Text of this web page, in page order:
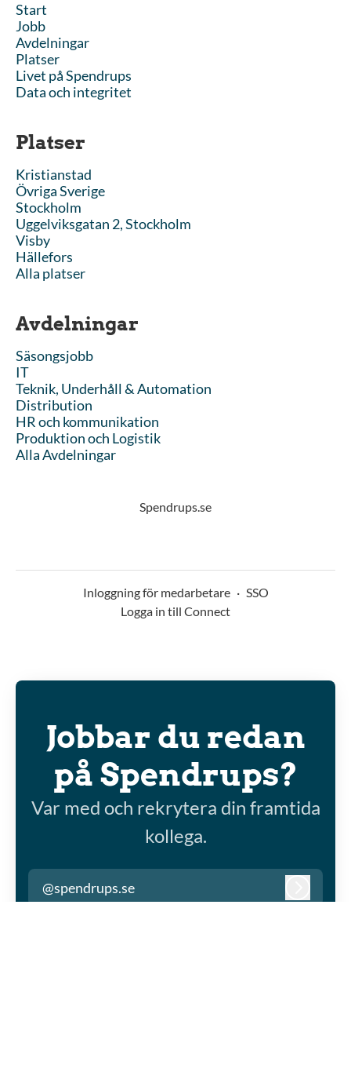
Start
Jobb
Avdelningar
Platser
Livet på Spendrups
Data och integritet
Platser
Kristianstad
Övriga Sverige
Stockholm
Uggelviksgatan 2, Stockholm
Visby
Hällefors
Alla platser
Avdelningar
Säsongsjobb
IT
Teknik, Underhåll & Automation
Distribution
HR och kommunikation
Produktion och Logistik
Alla Avdelningar
Spendrups.se
Inloggning för medarbetare · SSO
Logga in till Connect
Jobbar du redan
på Spendrups?
Var med och rekrytera din framtida
kollega.
@spendrups.se